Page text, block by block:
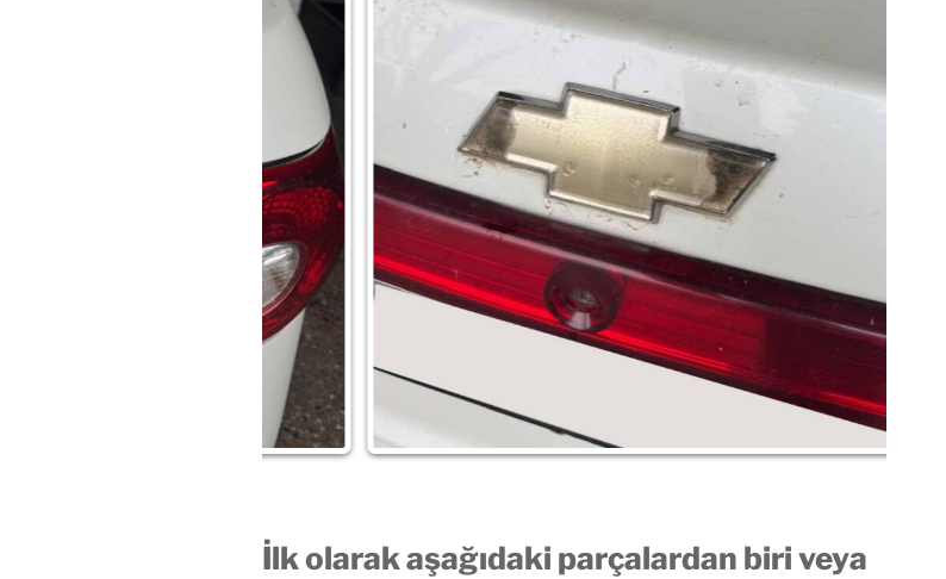
İlk olarak aşağıdaki parçalardan biri veya